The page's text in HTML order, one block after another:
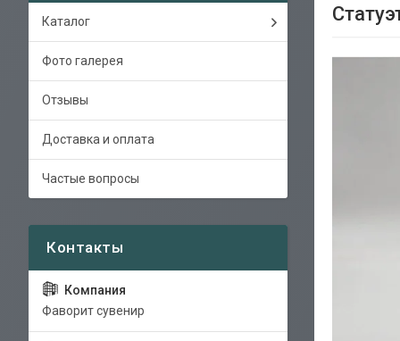
Каталог
Фото галерея
Отзывы
Доставка и оплата
Частые вопросы
Фаворит сувенир